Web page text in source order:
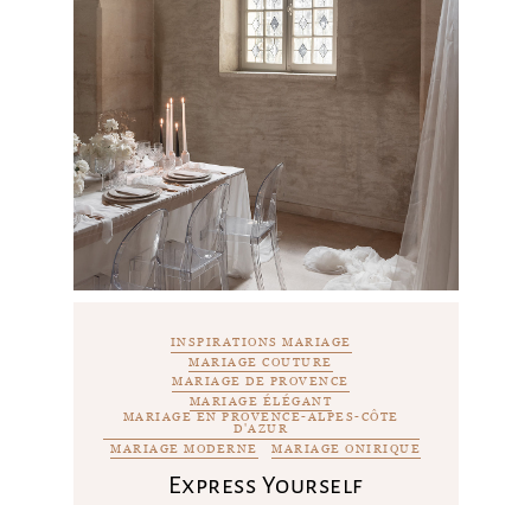
INSPIRATIONS MARIAGE
MARIAGE COUTURE
MARIAGE DE PROVENCE
MARIAGE ÉLÉGANT
MARIAGE EN PROVENCE-ALPES-CÔTE
D'AZUR
MARIAGE MODERNE
MARIAGE ONIRIQUE
Express Yourself